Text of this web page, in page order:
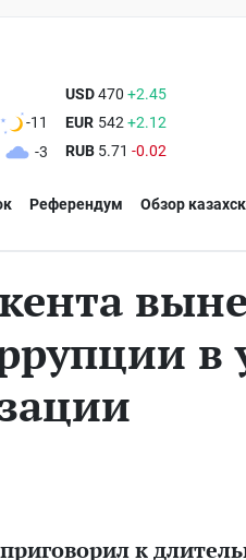
-11
-3
USD470 +2.45
EUR 542 +2.12
RUB 5.71 -0.02
Референдум Обзор
в
к